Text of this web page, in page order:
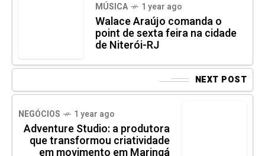
MÚSICA 1 year ago
Walace Araújo comanda o
point de sexta feira na cidade
de Niterói-RJ
NEXT POST
NEGÓCIOS 1 year ago
Adventure Studio: a produtora
que transformou criatividade